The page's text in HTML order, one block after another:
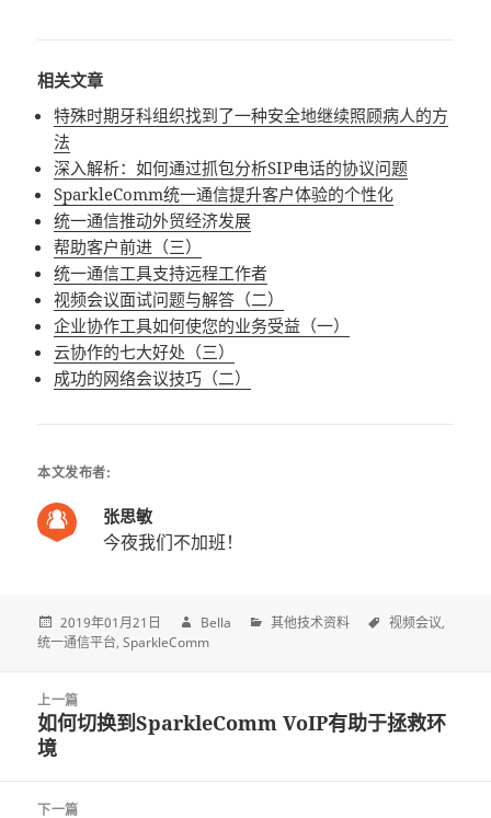
相关文章
特殊时期牙科组织找到了一种安全地继续照顾病人的方
法
深入解析：如何通过抓包分析SIP电话的协议问题
SparkleComm统一通信提升客户体验的个性化
统一通信推动外贸经济发展
帮助客户前进（三）
统一通信工具支持远程工作者
视频会议面试问题与解答（二）
企业协作工具如何使您的业务受益（一）
云协作的七大好处（三）
成功的网络会议技巧（二）
本文发布者:
张思敏
今夜我们不加班！
2019年01月21日 Bella 其他技术资料
视频会议
统一通信平台 SparkleComm
navigation
上一篇
上
一
文
如何切换到SparkleComm VoIP有助于拯救环
境
下一篇